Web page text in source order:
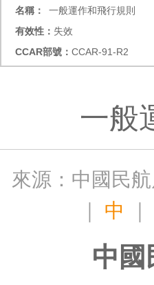
名稱：
一般運作和飛行規則
有效性： 失效
CCAR部號： CCAR-91-R2
一般
來源：中國民
｜ 中
中國